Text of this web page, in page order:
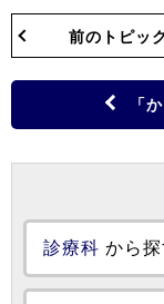
前のトピッ
「
診療科 から探